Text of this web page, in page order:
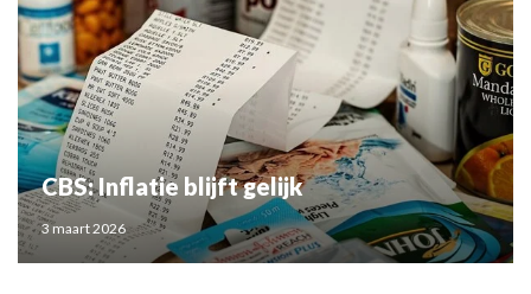
CBS: Inflatie blijft gelijk
3 maart 2026